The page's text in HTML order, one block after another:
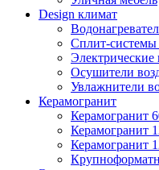
Design климат
Сплит-системы
Электрические
Осушители
Увлажнители
Керамогранит
Керамогранит
Керамогранит
Керамогранит